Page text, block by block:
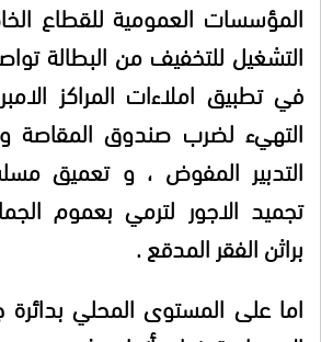
المؤسسات العمومية للقطاع
التشغيل للتخفيف من البطالة
في تطبيق املاءات المراكز
التهيء لضرب صندوق المقاصة
التدبير المفوض ، و تعميق
تجميد الاجور لترمي بعموم
براثن الفقر المدقع .
اما على المستوى المحلي